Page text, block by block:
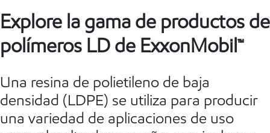
Explore la gama de productos de
polímeros LD de ExxonMobil™
Una resina de polietileno de baja
densidad (LDPE) se utiliza para producir
una variedad de aplicaciones de uso